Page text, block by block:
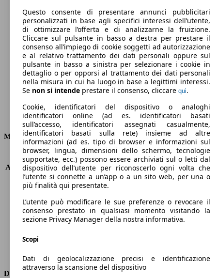
130 g/km
Emissioni di CO2 (combinato)*
Consumi
Motore e Prestazioni
KW (PS)
110 kW (150 PS)
Accelerazione (0-100 km/h)
9.2s
Velocità massima (km/h)
199 km/h
Numero di marce
7
Coppia
340 nm
Cilindrata
1968 ccm
Carburante
Diesel
Trasmissione
Dimensioni
Questo consente di presentare annunci pubblicitari
personalizzati in base agli specifici interessi dell’utente,
di ottimizzare l’offerta e di analizzarne la fruizione.
Cliccare sul pulsante in basso a destra per prestare il
consenso all’impiego di cookie soggetti ad autorizzazione
e al relativo trattamento dei dati personali oppure sul
pulsante in basso a sinistra per selezionare i cookie in
dettaglio o per opporsi al trattamento dei dati personali
nella misura in cui ha luogo in base a legittimi interessi.
Se non si intende prestare il consenso, cliccare qui.
Cookie, identificatori del dispositivo o analoghi
identificatori online (ad es. identificatori basati
sull’accesso, identificatori assegnati casualmente,
identificatori basati sulla rete) insieme ad altre
informazioni (ad es. tipo di browser e informazioni sul
browser, lingua, dimensioni dello schermo, tecnologie
supportate, ecc.) possono essere archiviati sul o letti dal
dispositivo dell’utente per riconoscerlo ogni volta che
l’utente si connette a un’app o a un sito web, per una o
più finalità qui presentate.
L’utente può modificare le sue preferenze o revocare il
consenso prestato in qualsiasi momento visitando la
sezione Privacy Manager della nostra informativa.
Scopi
Dati di geolocalizzazione precisi e identificazione
attraverso la scansione del dispositivo